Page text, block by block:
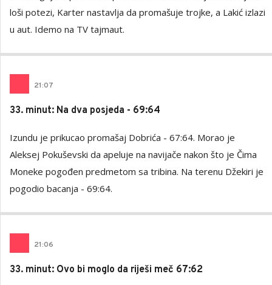
loši potezi, Karter nastavlja da promašuje trojke, a Lakić izlazi
u aut. Idemo na TV tajmaut.
21:07
33. minut: Na dva posjeda - 69:64
Izundu je prikucao promašaj Dobrića - 67:64. Morao je
Aleksej Pokuševski da apeluje na navijače nakon što je Čima
Moneke pogođen predmetom sa tribina. Na terenu Džekiri je
pogodio bacanja - 69:64.
21:06
33. minut: Ovo bi moglo da riješi meč 67:62